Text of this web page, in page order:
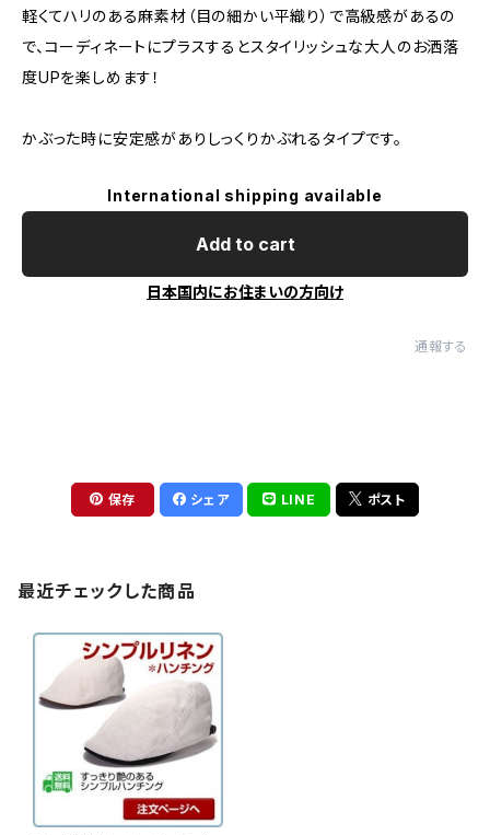
軽くてハリのある麻素材（目の細かい平織り）で高級感があるの
で、コーディネートにプラスするとスタイリッシュな大人のお洒落
度UPを楽しめます！
かぶった時に安定感がありしっくりかぶれるタイプです。
International shipping available
Add to cart
日本国内にお住まいの方向け
通報する
保存 シェア LINE ポスト
最近チェックした商品